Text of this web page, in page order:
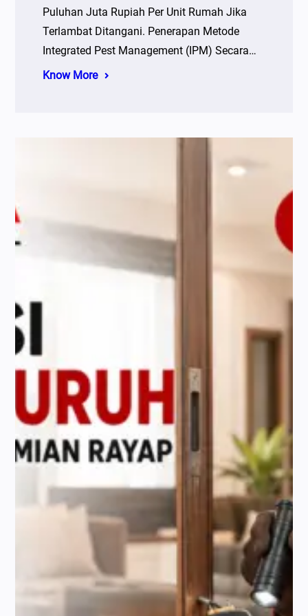
Puluhan Juta Rupiah Per Unit Rumah Jika
Terlambat Ditangani. Penerapan Metode
Integrated Pest Management (IPM) Secara…
Know More